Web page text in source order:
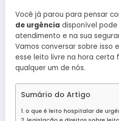
Você já parou para pensar
de urgência disponível
atendimento e na sua
Vamos conversar sobre isso
esse leito livre na hora certa
qualquer um de nós.
Sumário do Artigo
o que é leito hospitalar de